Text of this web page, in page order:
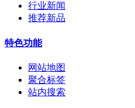
行业新闻
推荐新品
特色功能
网站地图
聚合标签
站内搜索